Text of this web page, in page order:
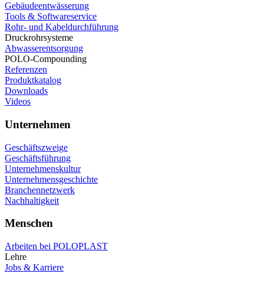
Gebäudeentwässerung
Tools & Softwareservice
Rohr- und Kabeldurchführung
Druckrohrsysteme
Abwasserentsorgung
POLO-Compounding
Referenzen
Produktkatalog
Downloads
Videos
Unternehmen
Geschäftszweige
Geschäftsführung
Unternehmenskultur
Unternehmensgeschichte
Branchennetzwerk
Nachhaltigkeit
Menschen
Arbeiten bei POLOPLAST
Lehre
Jobs & Karriere